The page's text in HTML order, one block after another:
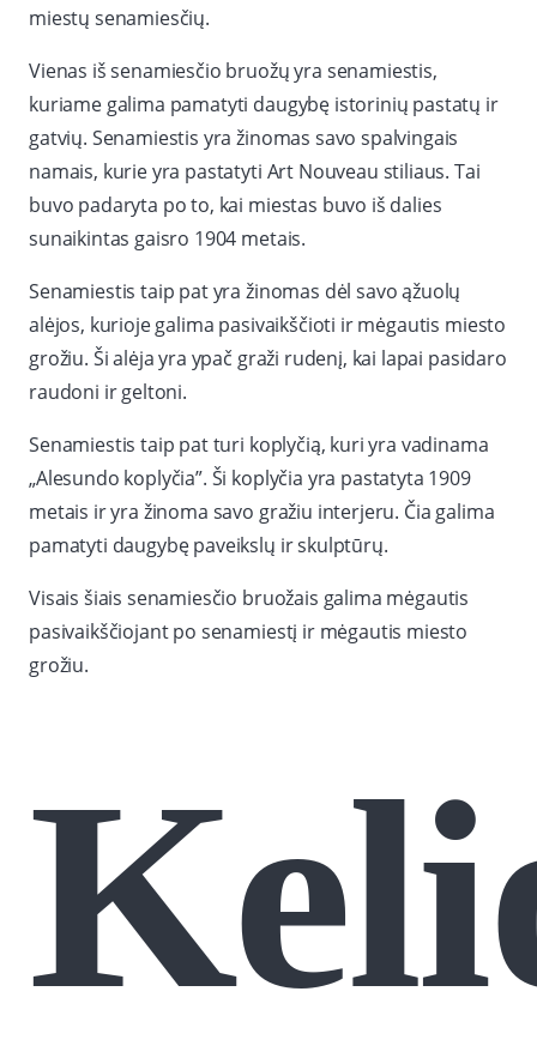
miestų senamiesčių.
Vienas iš senamiesčio bruožų yra senamiestis,
kuriame galima pamatyti daugybę istorinių pastatų ir
gatvių. Senamiestis yra žinomas savo spalvingais
namais, kurie yra pastatyti Art Nouveau stiliaus. Tai
buvo padaryta po to, kai miestas buvo iš dalies
sunaikintas gaisro 1904 metais.
Senamiestis taip pat yra žinomas dėl savo ąžuolų
alėjos, kurioje galima pasivaikščioti ir mėgautis miesto
grožiu. Ši alėja yra ypač graži rudenį, kai lapai pasidaro
raudoni ir geltoni.
Senamiestis taip pat turi koplyčią, kuri yra vadinama
„Alesundo koplyčia”. Ši koplyčia yra pastatyta 1909
metais ir yra žinoma savo gražiu interjeru. Čia galima
pamatyti daugybę paveikslų ir skulptūrų.
Visais šiais senamiesčio bruožais galima mėgautis
pasivaikščiojant po senamiestį ir mėgautis miesto
grožiu.